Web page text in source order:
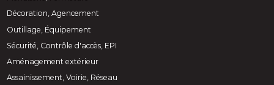
Décoration, Agencement
Outillage, Équipement
Sécurité, Contrôle d'accès, EPI
Aménagement extérieur
Assainissement, Voirie, Réseau